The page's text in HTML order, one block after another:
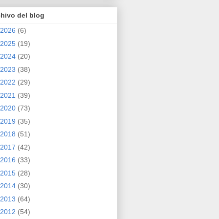
del blog
2026 (6)
2025 (19)
2024 (20)
2023 (38)
2022 (29)
2021 (39)
2020 (73)
2019 (35)
2018 (51)
2017 (42)
2016 (33)
2015 (28)
2014 (30)
2013 (64)
2012 (54)